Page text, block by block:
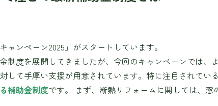
ンペーン2025」がスタートしています。
制度を展開してきましたが、今回のキャンペーンでは、
して手厚い支援が用意されています。特に注目されている
補助金制度です。 まず、断熱リフォームに関しては、